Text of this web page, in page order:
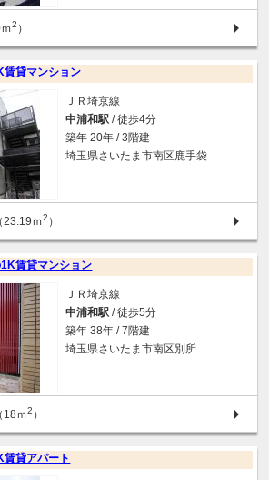
2 ）
賃貸マンション
ＪＲ埼京線
中浦和駅 / 徒歩4分
築年 20年 / 3階建
埼玉県さいたま市南区鹿手袋
ｍ2 ）
賃貸マンション
ＪＲ埼京線
中浦和駅 / 徒歩5分
築年 38年 / 7階建
埼玉県さいたま市南区別所
ｍ2 ）
賃貸アパート